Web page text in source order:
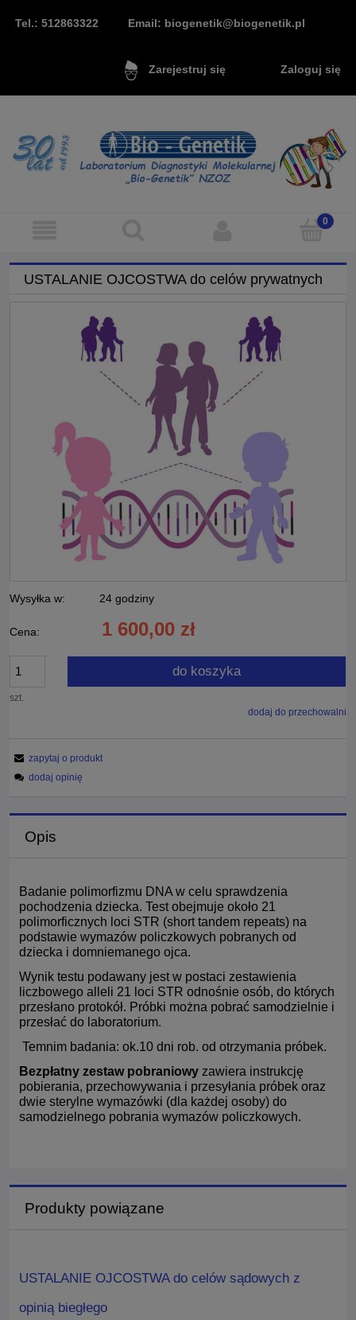
Tel.: 512863322 Email: biogenetik@biogenetik.pl
Zarejestruj się Zaloguj się
USTALANIE OJCOSTWA do celów prywatnych
Wysyłka w: 24 godziny
Cena: 1 600,00 zł
szt.
do koszyka
dodaj do przechowalni
zapytaj o produkt
dodaj opinię
Opis
Badanie polimorfizmu DNA w celu sprawdzenia
pochodzenia dziecka. Test obejmuje około 21
polimorficznych loci STR (short tandem repeats) na
podstawie wymazów policzkowych pobranych od
dziecka i domniemanego ojca.
Wynik testu podawany jest w postaci zestawienia
liczbowego alleli 21 loci STR odnośnie osób, do których
przesłano protokół. Próbki można pobrać samodzielnie i
przesłać do laboratorium.
Temnim badania: ok.10 dni rob. od otrzymania próbek.
Bezpłatny zestaw pobraniowy zawiera instrukcję
pobierania, przechowywania i przesyłania próbek oraz
dwie sterylne wymazówki (dla każdej osoby) do
samodzielnego pobrania wymazów policzkowych.
Produkty powiązane
USTALANIE OJCOSTWA do celów sądowych z
opinią biegłego